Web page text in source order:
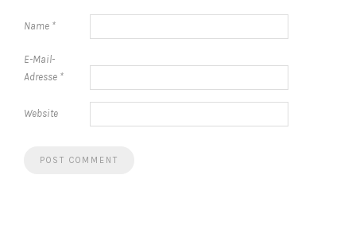
Name *
E-Mail-
Adresse *
Website